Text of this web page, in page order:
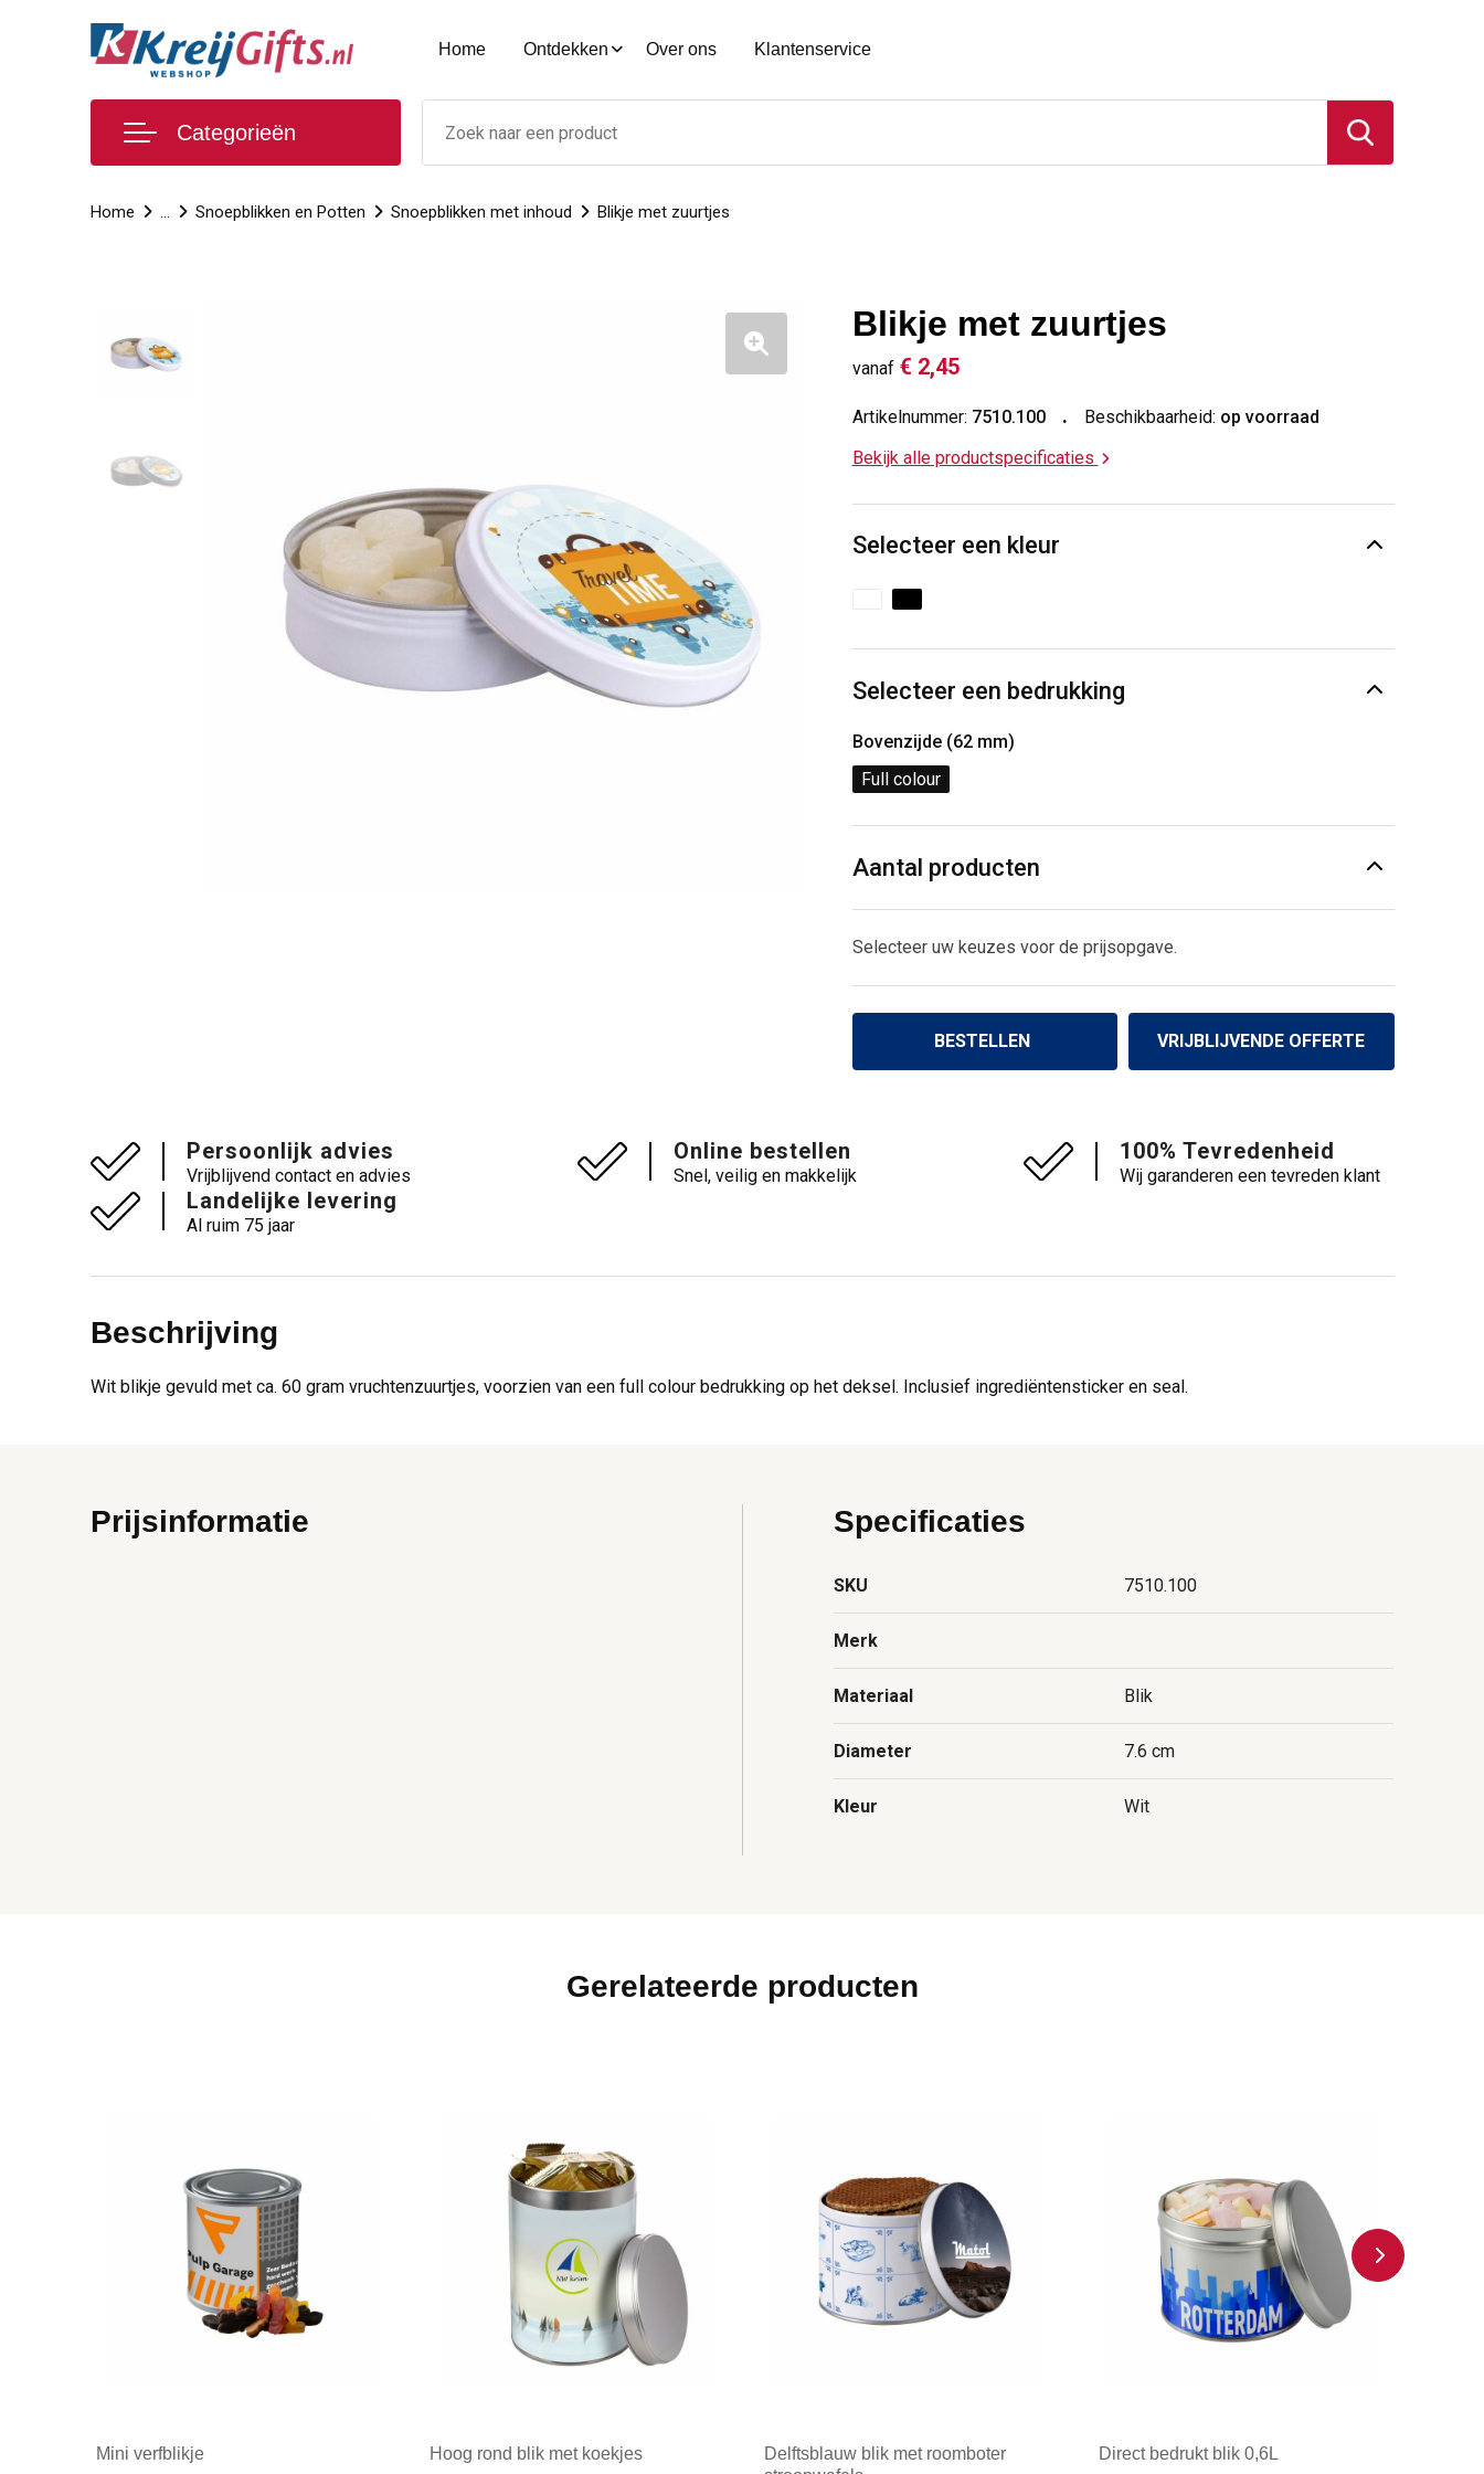
Home Ontdekken Over ons Klantenservice
Categorieën
Home ... Snoepblikken en Potten Snoepblikken met inhoud Blikje met zuurtjes
Blikje met zuurtjes
vanaf € 2,45
Artikelnummer: 7510.100 Beschikbaarheid: op voorraad
Bekijk alle productspecificaties
Selecteer een kleur
Selecteer een bedrukking
Bovenzijde (62 mm)
Full colour
Aantal producten
Selecteer uw keuzes voor de prijsopgave.
BESTELLEN VRIJBLIJVENDE OFFERTE
Persoonlijk advies
Vrijblijvend contact en advies
Online bestellen
Snel, veilig en makkelijk
100% Tevredenheid
Wij garanderen een tevreden klant
Landelijke levering
Al ruim 75 jaar
Beschrijving
Wit blikje gevuld met ca. 60 gram vruchtenzuurtjes, voorzien van een full colour bedrukking op het deksel. Inclusief ingrediëntensticker en seal.
Prijsinformatie Specificaties
SKU 7510.100
Merk
Materiaal Blik
Diameter 7.6 cm
Kleur Wit
Gerelateerde producten
Mini verfblikje Hoog rond blik met koekjes
Delftsblauw blik met roomboter
Direct bedrukt blik 0,6L